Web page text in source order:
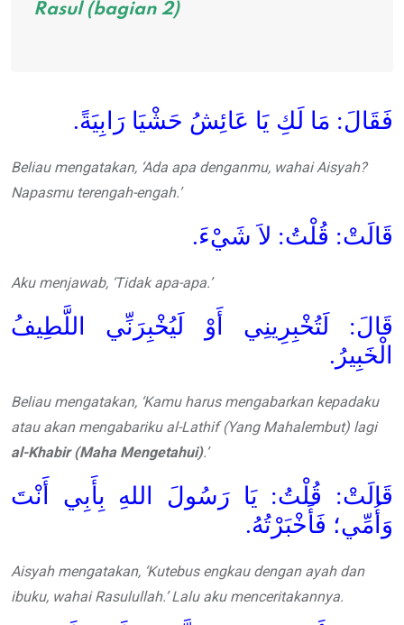
Rasul (bagian 2)
فَقَالَ: مَا لَكِ يَا عَائِشُ حَشْيَا رَابِيَةً.
Beliau mengatakan, ‘Ada apa denganmu, wahai Aisyah?
Napasmu terengah-engah.’
قَالَتْ: قُلْتُ: لاَ شَيْءَ.
Aku menjawab, ‘Tidak apa-apa.’
قَالَ: لَتُخْبِرِينِي أَوْ لَيُخْبِرَنِّي اللَّطِيفُ
الْخَبِيرُ.
Beliau mengatakan, ‘Kamu harus mengabarkan kepadaku
atau akan mengabariku al-Lathif (Yang Mahalembut) lagi
al-Khabir (Maha Mengetahui).’
قَالَتْ: قُلْتُ: يَا رَسُولَ اللهِ بِأَبِي أَنْتَ
وَأُمِّي؛ فَأَخْبَرْتُهُ.
Aisyah mengatakan, ‘Kutebus engkau dengan ayah dan
ibuku, wahai Rasulullah.’ Lalu aku menceritakannya.